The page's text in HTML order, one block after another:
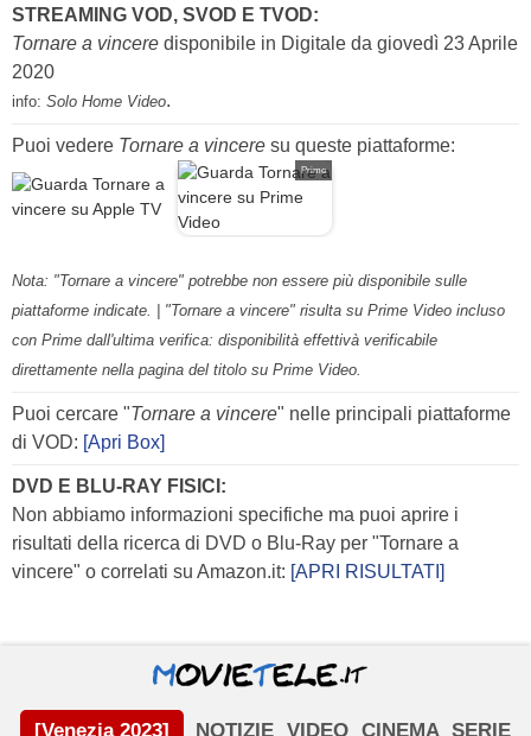
STREAMING VOD, SVOD E TVOD:
Tornare a vincere disponibile in Digitale da giovedì 23 Aprile
2020
info: Solo Home Video.
Puoi vedere Tornare a vincere su queste piattaforme:
Prime
Nota: "Tornare a vincere" potrebbe non essere più disponibile sulle
piattaforme indicate. | "Tornare a vincere" risulta su Prime Video incluso
con Prime dall'ultima verifica: disponibilità effettivà verificabile
direttamente nella pagina del titolo su Prime Video.
Puoi cercare "Tornare a vincere" nelle principali piattaforme
di VOD: [Apri Box]
DVD E BLU-RAY FISICI:
Non abbiamo informazioni specifiche ma puoi aprire i
risultati della ricerca di DVD o Blu-Ray per "Tornare a
vincere" o correlati su Amazon.it: [APRI RISULTATI]
[Venezia 2023] NOTIZIE VIDEO CINEMA SERIE